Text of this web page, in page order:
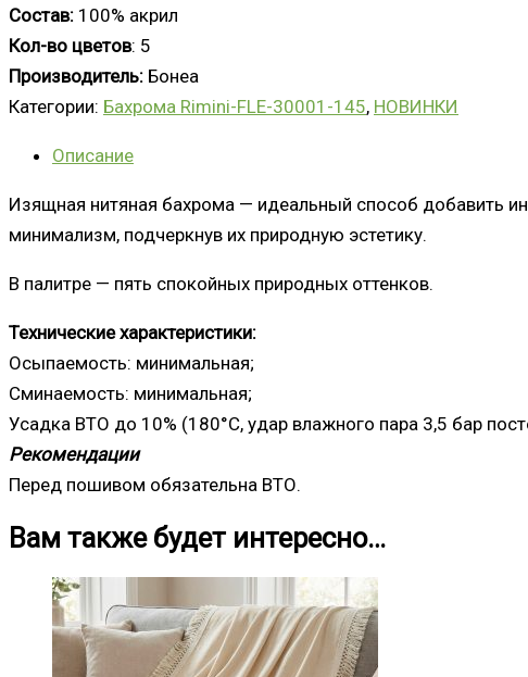
Состав: 100% акрил
Кол-во цветов: 5
Производитель: Бонеа
Категории: Бахрома Rimini-FLE-30001-145, НОВИНКИ
Описание
Изящная нитяная бахрома — идеальный способ добавить
минимализм, подчеркнув их природную эстетику.
В палитре — пять спокойных природных оттенков.
Технические характеристики:
Осыпаемость: минимальная;
Сминаемость: минимальная;
Усадка ВТО до 10% (180°С, удар влажного пара 3,5 бар
Рекомендации
Перед пошивом обязательна ВТО.
Вам также будет интересно…